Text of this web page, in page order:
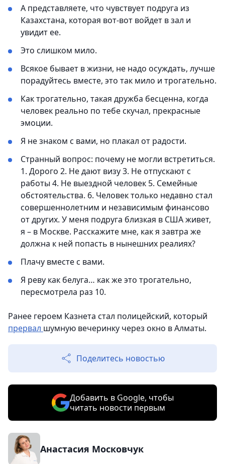
А представляете, что чувствует подруга из
Казахстана, которая вот-вот войдет в зал и
увидит ее.
Это слишком мило.
Всякое бывает в жизни, не надо осуждать, лучше
порадуйтесь вместе, это так мило и трогательно.
Как трогательно, такая дружба бесценна, когда
человек реально по тебе скучал, прекрасные
эмоции.
Я не знаком с вами, но плакал от радости.
Странный вопрос: почему не могли встретиться.
1. Дорого 2. Не дают визу 3. Не отпускают с
работы 4. Не выездной человек 5. Семейные
обстоятельства. 6. Человек только недавно стал
совершеннолетним и независимым финансово
от других. У меня подруга близкая в США живет,
я – в Москве. Расскажите мне, как я завтра же
должна к ней попасть в нынешних реалиях?
Плачу вместе с вами.
Я реву как белуга… как же это трогательно,
пересмотрела раз 10.
Ранее героем Казнета стал полицейский, который
прервал шумную вечеринку через окно в Алматы.
Поделитесь новостью
Добавить в Google, чтобы
читать новости первым
Анастасия Московчук